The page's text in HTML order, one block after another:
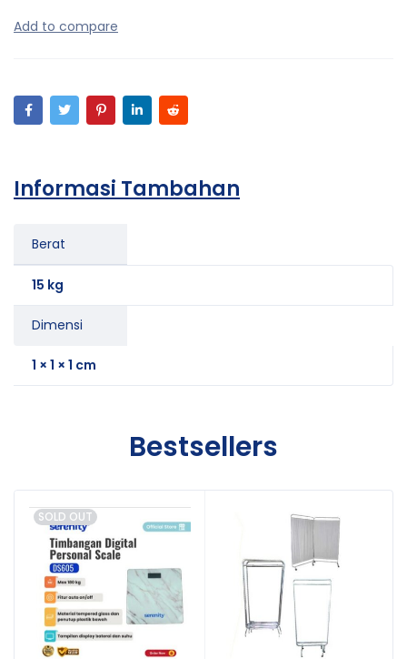
Informasi Tambahan
Berat
15 kg
Dimensi
1 × 1 × 1 cm
Bestsellers
SOLD OUT